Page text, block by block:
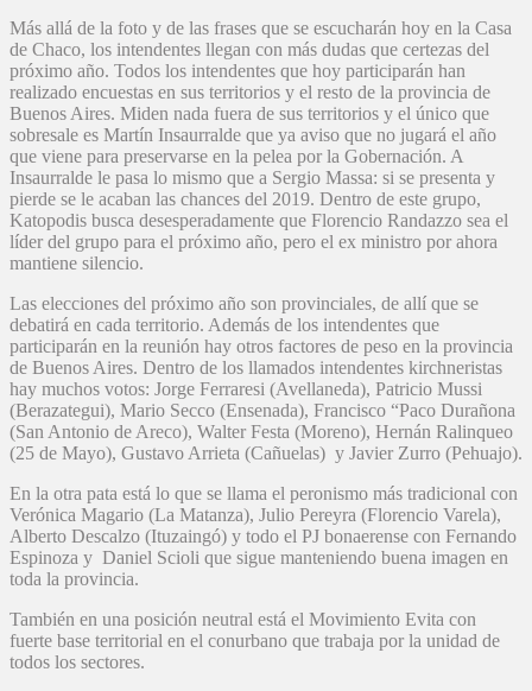
Más allá de la foto y de las frases que se escucharán hoy en la Casa
de Chaco, los intendentes llegan con más dudas que certezas del
próximo año. Todos los intendentes que hoy participarán han
realizado encuestas en sus territorios y el resto de la provincia de
Buenos Aires. Miden nada fuera de sus territorios y el único que
sobresale es Martín Insaurralde que ya aviso que no jugará el año
que viene para preservarse en la pelea por la Gobernación. A
Insaurralde le pasa lo mismo que a Sergio Massa: si se presenta y
pierde se le acaban las chances del 2019. Dentro de este grupo,
Katopodis busca desesperadamente que Florencio Randazzo sea el
líder del grupo para el próximo año, pero el ex ministro por ahora
mantiene silencio.
Las elecciones del próximo año son provinciales, de allí que se
debatirá en cada territorio. Además de los intendentes que
participarán en la reunión hay otros factores de peso en la provincia
de Buenos Aires. Dentro de los llamados intendentes kirchneristas
hay muchos votos: Jorge Ferraresi (Avellaneda), Patricio Mussi
(Berazategui), Mario Secco (Ensenada), Francisco “Paco Durañona
(San Antonio de Areco), Walter Festa (Moreno), Hernán Ralinqueo
(25 de Mayo), Gustavo Arrieta (Cañuelas) y Javier Zurro (Pehuajo).
En la otra pata está lo que se llama el peronismo más tradicional con
Verónica Magario (La Matanza), Julio Pereyra (Florencio Varela),
Alberto Descalzo (Ituzaingó) y todo el PJ bonaerense con Fernando
Espinoza y Daniel Scioli que sigue manteniendo buena imagen en
toda la provincia.
También en una posición neutral está el Movimiento Evita con
fuerte base territorial en el conurbano que trabaja por la unidad de
todos los sectores.